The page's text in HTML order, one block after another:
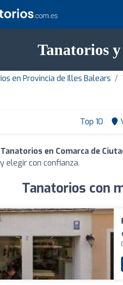
Tanatorios
en Provincia de Illes Balears
Top 10
Tanatorios en Comarca de
elegir con confianza.
Tanatorios con